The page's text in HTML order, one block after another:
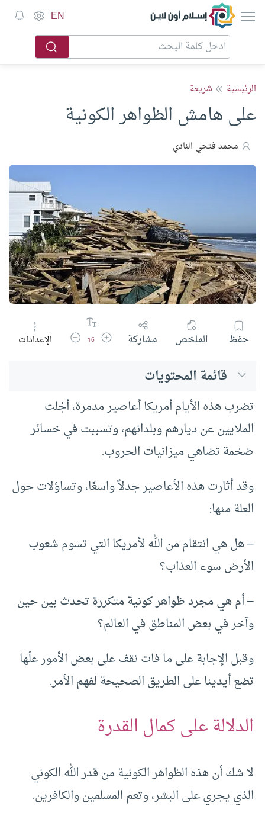
إسلام أون لاين EN
الرئيسية شريعة
على هامش الظواهر الكونية
محمد فتحي النادي
حفظ الملخص مشاركة زيادة حجم الخط
16 تقليل حجم الخط
الإعدادات
قائمة المحتويات
تضرب هذه الأيام أمريكا أعاصير مدمرة، أجْلت
الملايين عن ديارهم وبلدانهم، وتسببت في خسائر
ضخمة تضاهي ميزانيات الحروب.
وقد أثارت هذه الأعاصير جدلاً واسعًا، وتساؤلات حول
العلة منها:
– هل هي انتقام من الله لأمريكا التي تسوم شعوب
الأرض سوء العذاب؟
– أم هي مجرد ظواهر كونية متكررة تحدث بين حين
وآخر في بعض المناطق في العالم؟
وقبل الإجابة على ما فات نقف على بعض الأمور علّها
تضع أيدينا على الطريق الصحيحة لفهم الأمر.
الدلالة على كمال القدرة
لا شك أن هذه الظواهر الكونية من قدر الله الكوني
الذي يجري على البشر، وتعم المسلمين والكافرين.